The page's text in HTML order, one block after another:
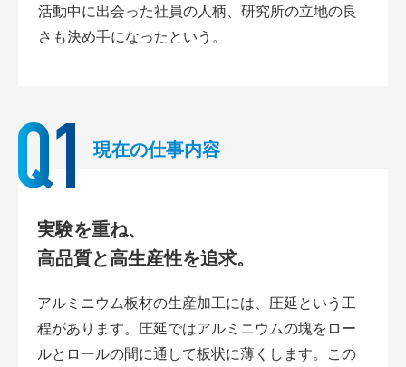
活動中に出会った社員の人柄、研究所の立地の良
さも決め手になったという。
現在の仕事内容
実験を重ね、
高品質と高生産性を追求。
アルミニウム板材の生産加工には、圧延という工
程があります。圧延ではアルミニウムの塊をロー
ルとロールの間に通して板状に薄くします。この